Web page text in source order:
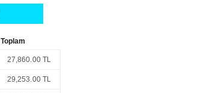
Toplam
27,860.00 TL
29,253.00 TL